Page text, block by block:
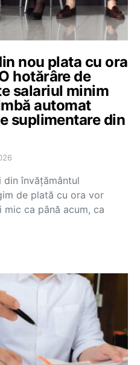
nou plata cu ora
hotărâre de
salariul minim
automat
suplimentare din
din învățământul
de plată cu ora vor
mic ca până acum, ca